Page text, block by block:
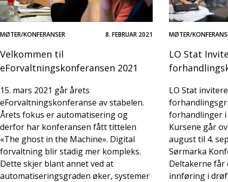
MØTER/KONFERANSER 8. FEBRUAR 2021
Velkommen til
eForvaltningskonferansen 2021
15. mars 2021 går årets
eForvaltningskonferanse av stabelen.
Årets fokus er automatisering og
derfor har konferansen fått tittelen
«The ghost in the Machine». Digital
forvaltning blir stadig mer kompleks.
Dette skjer blant annet ved at
automatiseringsgraden øker, systemer
MØTER/
LO Stat
LO Stat
forhandlinger i
Kursene går
august til 4.
Sørmarka
Deltakerne får
innføring i